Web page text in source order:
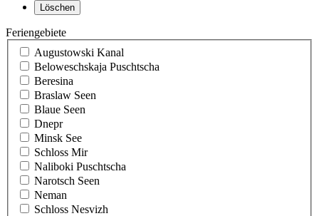
Feriengebiete
Augustowski Kanal
Beloweschskaja Puschtscha
Beresina
Braslaw Seen
Blaue Seen
Dnepr
Minsk See
Schloss Mir
Naliboki Puschtscha
Narotsch Seen
Neman
Schloss Nesvizh